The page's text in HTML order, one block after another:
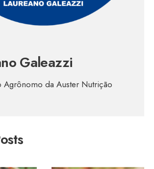
Galeazzi
Agrônomo da Auster Nutrição